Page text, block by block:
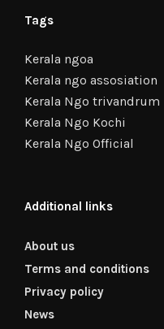
Tags
Kerala ngoa
Kerala ngo assosiation
Kerala Ngo trivandrum
Kerala Ngo Kochi
Kerala Ngo Official
Additional links
About us
Terms and conditions
Privacy policy
News